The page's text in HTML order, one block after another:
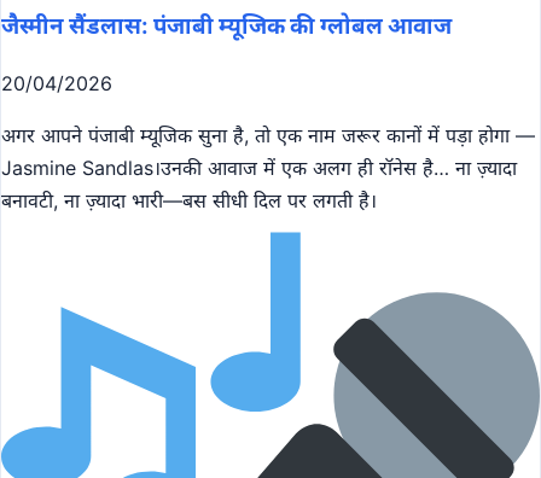
जैस्मीन सैंडलास: पंजाबी म्यूजिक की ग्लोबल आवाज
20/04/2026
अगर आपने पंजाबी म्यूजिक सुना है, तो एक नाम जरूर कानों में पड़ा होगा —
Jasmine Sandlas।उनकी आवाज में एक अलग ही रॉनेस है… ना ज़्यादा
बनावटी, ना ज़्यादा भारी—बस सीधी दिल पर लगती है।